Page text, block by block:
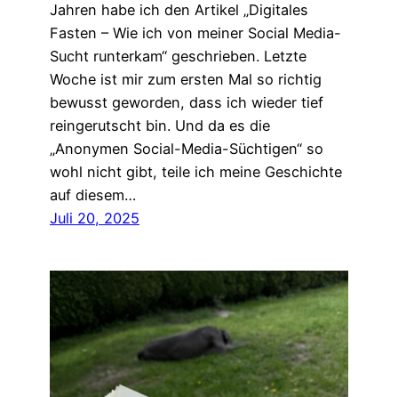
Jahren habe ich den Artikel „Digitales
Fasten – Wie ich von meiner Social Media-
Sucht runterkam“ geschrieben. Letzte
Woche ist mir zum ersten Mal so richtig
bewusst geworden, dass ich wieder tief
reingerutscht bin. Und da es die
„Anonymen Social-Media-Süchtigen“ so
wohl nicht gibt, teile ich meine Geschichte
auf diesem…
Juli 20, 2025